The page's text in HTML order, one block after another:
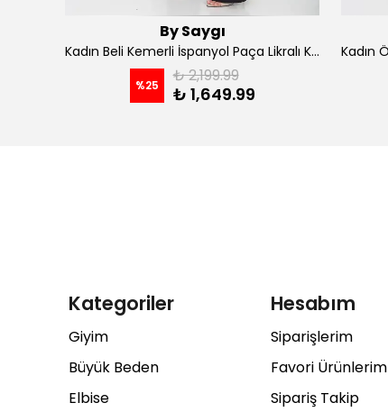
By Saygı
Kadın Beli Kemerli İspanyol Paça Likralı Krep Pantolon - Kahve
%25 ₺ 2,199.99
₺ 1,649.99
Kategoriler
Giyim
Büyük Beden
Elbise
Hesabım
Siparişlerim
Favori Ürünlerim
Sipariş Takip